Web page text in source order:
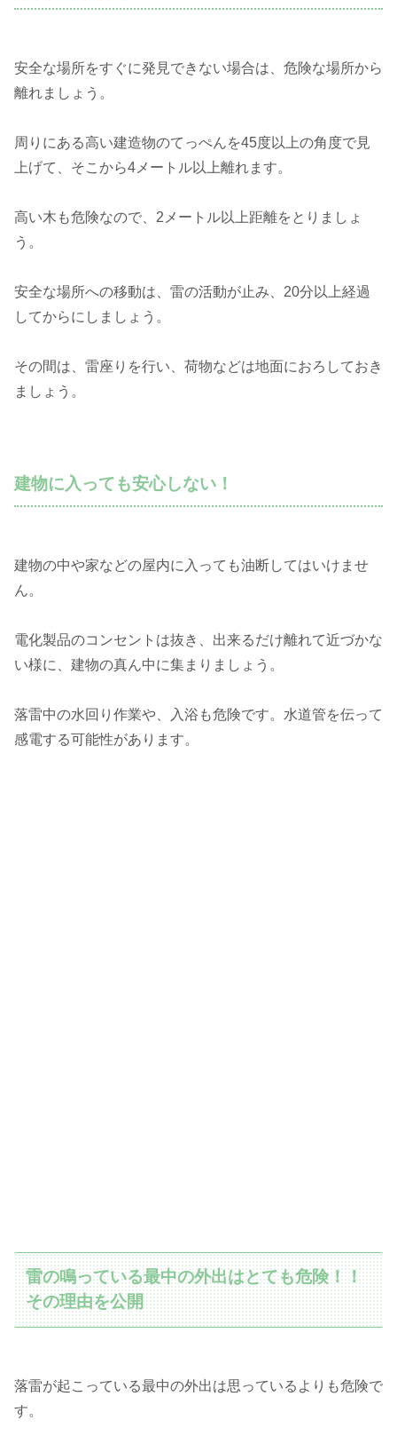
安全な場所をすぐに発見できない場合は、危険な場所から
離れましょう。
周りにある高い建造物のてっぺんを45度以上の角度で見
上げて、そこから4メートル以上離れます。
高い木も危険なので、2メートル以上距離をとりましょ
う。
安全な場所への移動は、雷の活動が止み、20分以上経過
してからにしましょう。
その間は、雷座りを行い、荷物などは地面におろしておき
ましょう。
建物に入っても安心しない！
建物の中や家などの屋内に入っても油断してはいけませ
ん。
電化製品のコンセントは抜き、出来るだけ離れて近づかな
い様に、建物の真ん中に集まりましょう。
落雷中の水回り作業や、入浴も危険です。水道管を伝って
感電する可能性があります。
雷の鳴っている最中の外出はとても危険！！
その理由を公開
落雷が起こっている最中の外出は思っているよりも危険で
す。